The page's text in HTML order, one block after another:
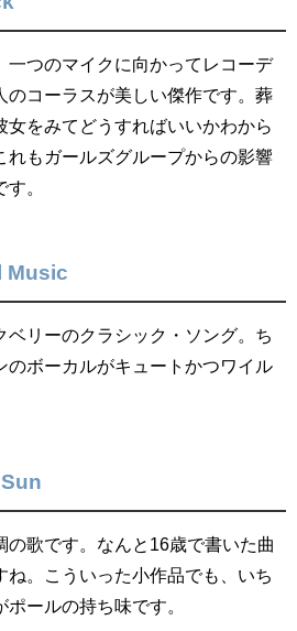
一つのマイクに向かってレコーデ
のコーラスが美しい傑作です。葬
女をみてどうすればいいかわから
れもガールズグループからの影響
。
Music
ベリーのクラシック・ソング。ち
のボーカルがキュートかつワイル
の歌です。なんと16歳で書いた曲
ね。こういった小作品でも、いち
ールの持ち味です。